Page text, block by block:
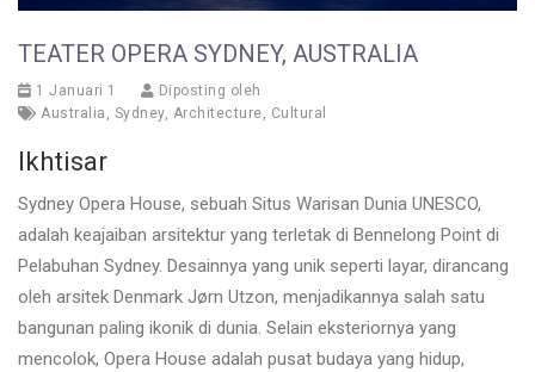
TEATER OPERA SYDNEY, AUSTRALIA
1 Januari 1
Diposting oleh
Australia , Sydney, Architecture, Cultural
Ikhtisar
Sydney Opera House, sebuah Situs Warisan Dunia UNESCO,
adalah keajaiban arsitektur yang terletak di Bennelong Point di
Pelabuhan Sydney. Desainnya yang unik seperti layar, dirancang
oleh arsitek Denmark Jørn Utzon, menjadikannya salah satu
bangunan paling ikonik di dunia. Selain eksteriornya yang
mencolok, Opera House adalah pusat budaya yang hidup,